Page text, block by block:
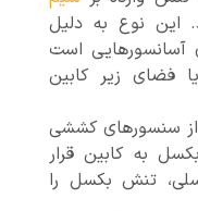
این نوع به دلیل
آسانسورهایی است
فضای زیر کابین
سنسورهای کششی
به کابین قرار
تنش بکسل را